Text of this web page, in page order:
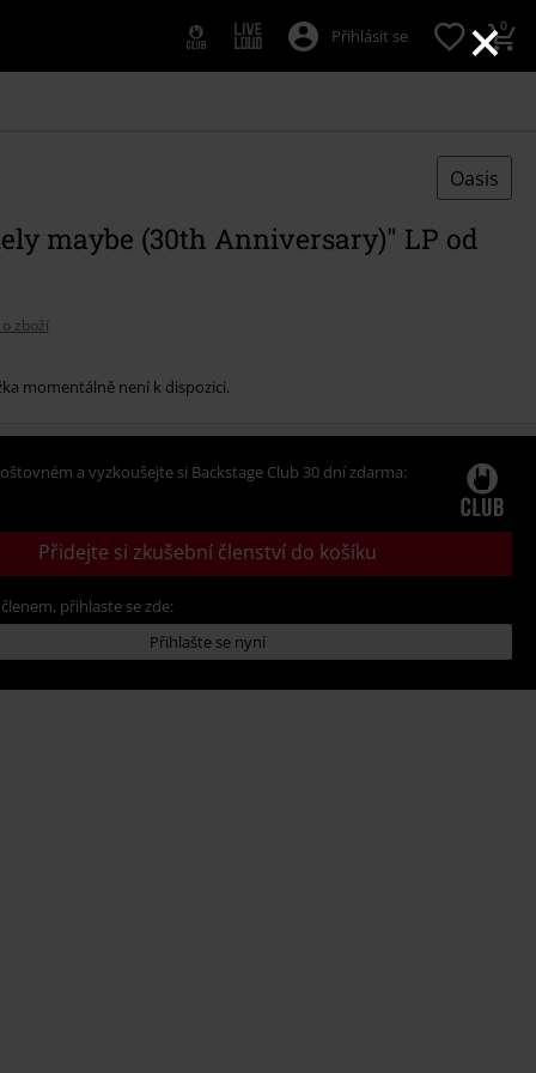
×
Přihlásit se 0
Oasis
maybe (30th Anniversary)" LP od
zboží
momentálně není k dispozici.
a vyzkoušejte si Backstage Club 30 dní zdarma:
Přidejte si zkušební členství do košíku
přihlaste se zde:
Přihlašte se nyní